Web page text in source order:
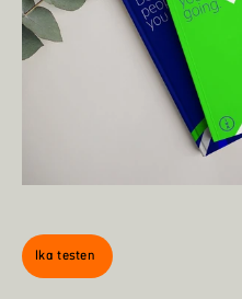
Ika testen